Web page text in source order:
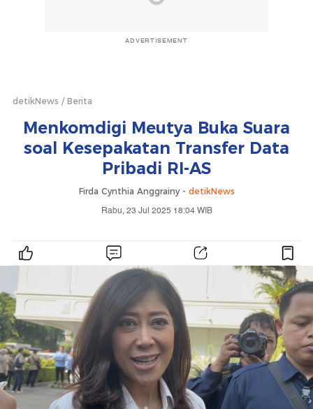
ADVERTISEMENT
detikNews Berita
Menkomdigi Meutya Buka Suara
soal Kesepakatan Transfer Data
Pribadi RI-AS
Firda Cynthia Anggrainy - detikNews
Rabu, 23 Jul 2025 18:04 WIB